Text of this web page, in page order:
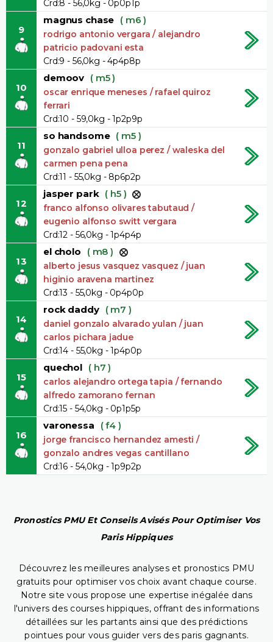
Crd:8 - 56,0kg - 0p0p1p
9
magnus chase ( m6 )
rodrigo antonio vergara / alejandro
patricio padovani esta
Crd:9 - 56,0kg - 4p4p8p
10
demoov ( m5 )
oscar enrique meneses / rafael quiroz
ferrari
Crd:10 - 59,0kg - 1p2p9p
11
so handsome ( m5 )
gonzalo gabriel ulloa perez / waleska del
carmen pena pena
Crd:11 - 55,0kg - 8p6p2p
12
jasper park ( h5 )
franco alfonso olivares tabutaud /
eugenio alfonso switt vergara
Crd:12 - 56,0kg - 1p4p4p
13
el cholo ( m8 )
alberto jesus vasquez vasquez / juan
higinio aravena martinez
Crd:13 - 55,0kg - 0p4p0p
14
rock daddy ( m7 )
daniel gonzalo alvarado yulan / juan
carlos pichara jadue
Crd:14 - 55,0kg - 1p4p0p
15
quechol ( h7 )
carlos alejandro ortega tapia / fernando
alfredo zamorano fernan
Crd:15 - 54,0kg - 0p1p5p
16
varonessa ( f4 )
jorge francisco hernandez amesti /
gonzalo andres vegas cantillano
Crd:16 - 54,0kg - 1p9p2p
Pronostics PMU Et Conseils Avisés Pour Optimiser Vos
Paris Hippiques
Découvrez les meilleures analyses et pronostics PMU
gratuits pour optimiser vos choix avant chaque course.
Notre site vous propose une expertise inégalée dans
l'univers des courses hippiques, offrant des informations
détaillées sur les partants ainsi que des prédictions
pointues pour vous guider vers des paris gagnants.